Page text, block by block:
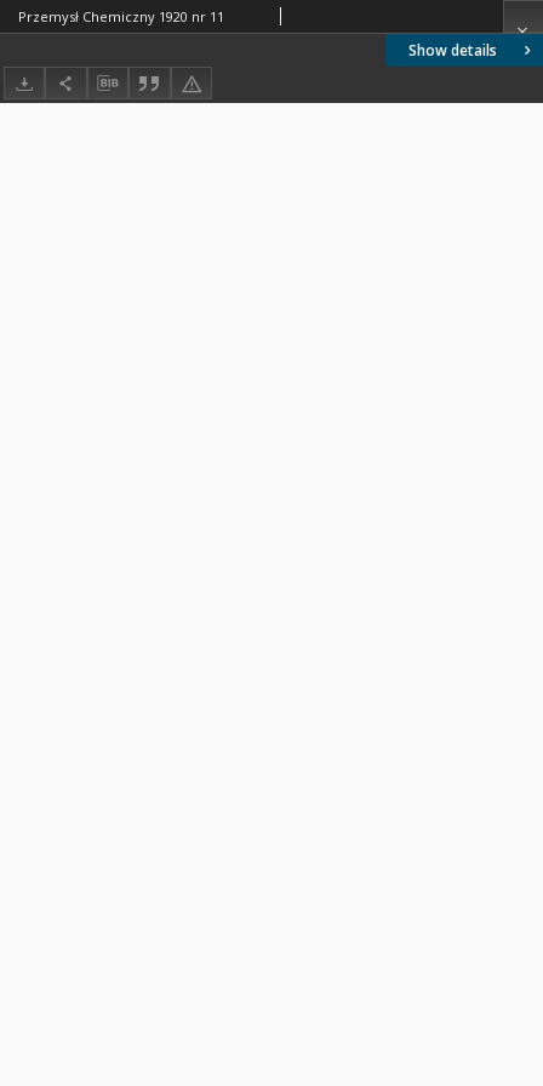
Show details
Przemysł Chemiczny 1920 nr 11